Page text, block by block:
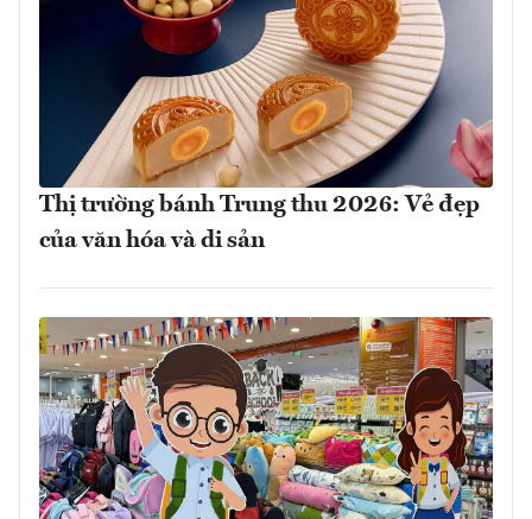
Thị trường bánh Trung thu 2026: Vẻ đẹp
của văn hóa và di sản